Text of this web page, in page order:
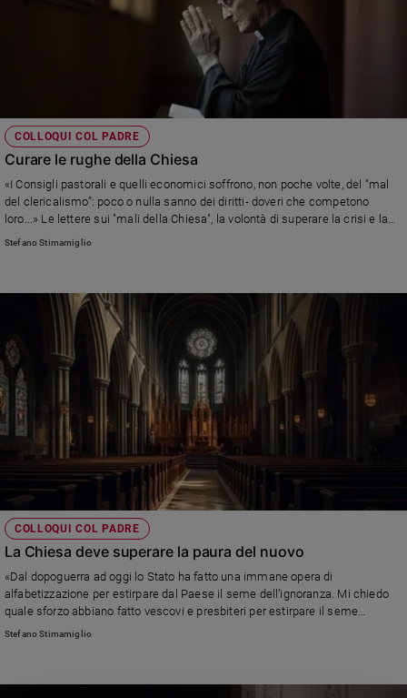
COLLOQUI COL PADRE
Curare le rughe della Chiesa
«I Consigli pastorali e quelli economici soffrono, non poche volte, del “mal
del clericalismo”: poco o nulla sanno dei diritti- doveri che competono
loro...» Le lettere sui "mali della Chiesa", la volontà di superare la crisi e la
risposta di don Stefano Stimamiglio, direttore di Famiglia Cristiana
Stefano Stimamiglio
COLLOQUI COL PADRE
La Chiesa deve superare la paura del nuovo
«Dal dopoguerra ad oggi lo Stato ha fatto una immane opera di
alfabetizzazione per estirpare dal Paese il seme dell’ignoranza. Mi chiedo
quale sforzo abbiano fatto vescovi e presbiteri per estirpare il seme
dell’ignoranza religiosa, se questo sia stato uno degli obiettivi o piuttosto
Stefano Stimamiglio